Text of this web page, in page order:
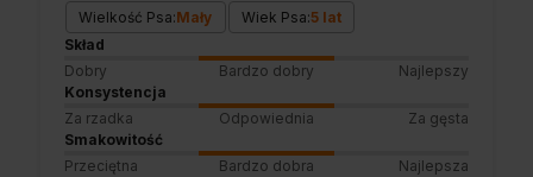
Wielkość Psa:Mały Wiek Psa:5 lat
Skład
Dobry
Bardzo dobry
Najlepszy
Konsystencja
Za rzadka
Odpowiednia
Za gęsta
Smakowitość
Przeciętna
Bardzo dobra Najlepsza